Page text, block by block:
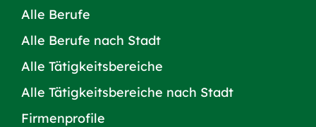
Alle Berufe
Alle Berufe nach Stadt
Alle Tätigkeitsbereiche
Alle Tätigkeitsbereiche nach Stadt
Firmenprofile